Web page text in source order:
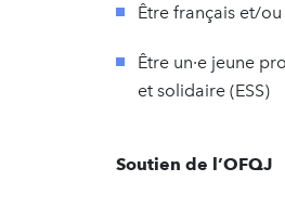
Être français et/
Être un·e jeune
et solidaire (ESS)
Soutien de l’OFQJ